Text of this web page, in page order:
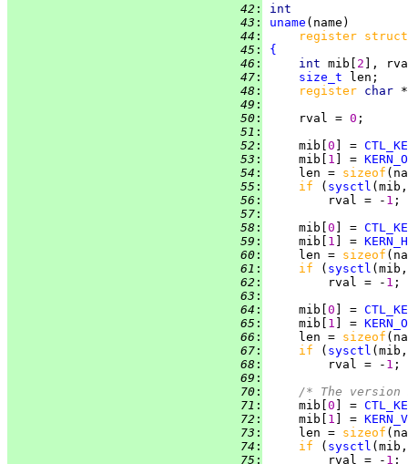
  42
:
int
  43
: uname
  44
:
register
  45
:
{
  46
: int mib[ 2
  47
: size_t
  48
: register char
  49
:
  50
:
     rval =
0
  51
:
  52
:
     mib[
0 ] =
  53
:
     mib[
1 ] =
  54
:
     len =
sizeof
  55
: if ( sysctl
  56
:
         rval = -
1
  57
:
  58
:
     mib[
0 ] =
  59
:
     mib[
1 ] =
  60
:
     len =
sizeof
  61
: if ( sysctl
  62
:
         rval = -
1
  63
:
  64
:
     mib[
0 ] =
  65
:
     mib[
1 ] =
  66
:
     len =
sizeof
  67
: if ( sysctl
  68
:
         rval = -
1
  69
:
  70
:
/* The
  71
:
     mib[
0 ] =
  72
:
     mib[
1 ] =
  73
:
     len =
sizeof
  74
: if ( sysctl
  75
:
         rval = -
1